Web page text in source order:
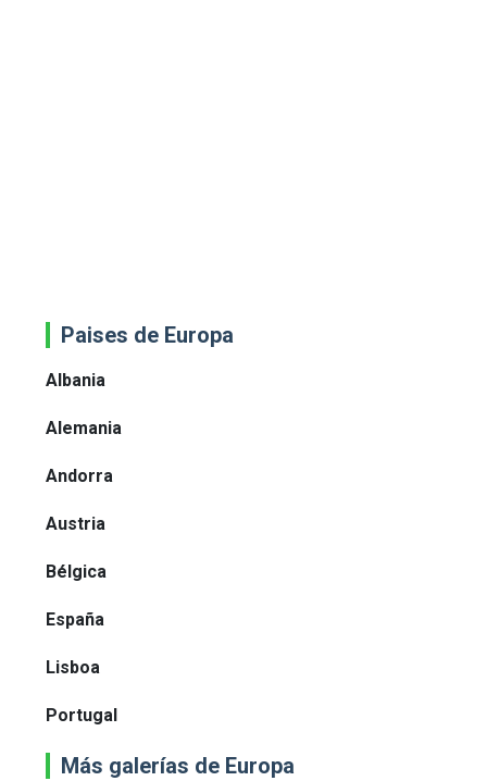
Paises de Europa
Albania
Alemania
Andorra
Austria
Bélgica
España
Lisboa
Portugal
Más galerías de Europa